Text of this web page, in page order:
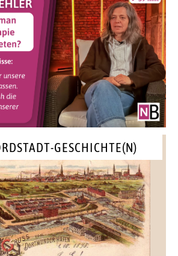
GESCHICHTE(N)